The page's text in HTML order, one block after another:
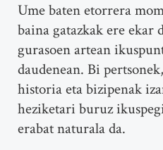
Ume baten etorrera
baina gatazkak ere ekar
gurasoen artean
daudenean. Bi
historia eta bizipenak
heziketari buruz
erabat naturala da.